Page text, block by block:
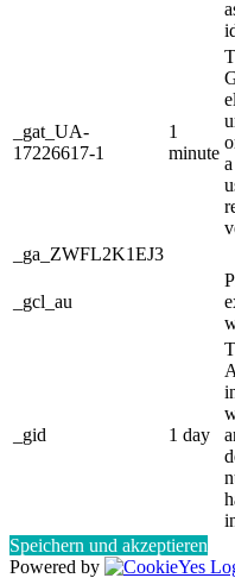
_gat_UA-
17226617-1
1
minute
_ga_ZWFL2K1EJ3
_gcl_au
_gid 1 day
Speichern und akzeptieren
Powered by